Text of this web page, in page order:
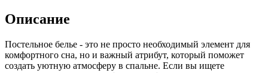
Описание
Постельное белье - это не просто необходимый элемент для
комфортного сна, но и важный атрибут, который поможет
создать уютную атмосферу в спальне. Если вы ищете